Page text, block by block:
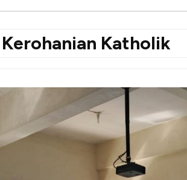
Kerohanian Katholik